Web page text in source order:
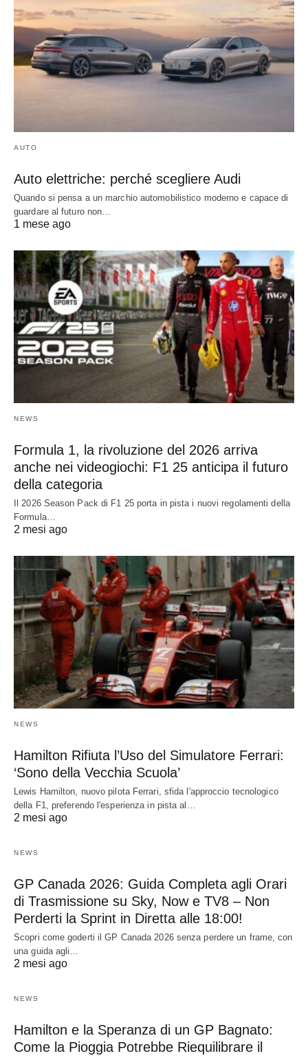
AUTO
Auto elettriche: perché scegliere Audi
Quando si pensa a un marchio automobilistico moderno e capace di
guardare al futuro non…
1 mese ago
NEWS
Formula 1, la rivoluzione del 2026 arriva
anche nei videogiochi: F1 25 anticipa il futuro
della categoria
Il 2026 Season Pack di F1 25 porta in pista i nuovi regolamenti della
Formula…
2 mesi ago
NEWS
Hamilton Rifiuta l’Uso del Simulatore Ferrari:
‘Sono della Vecchia Scuola’
Lewis Hamilton, nuovo pilota Ferrari, sfida l'approccio tecnologico
della F1, preferendo l'esperienza in pista al…
2 mesi ago
NEWS
GP Canada 2026: Guida Completa agli Orari
di Trasmissione su Sky, Now e TV8 – Non
Perderti la Sprint in Diretta alle 18:00!
Scopri come goderti il GP Canada 2026 senza perdere un frame, con
una guida agli…
2 mesi ago
NEWS
Hamilton e la Speranza di un GP Bagnato:
Come la Pioggia Potrebbe Riequilibrare il